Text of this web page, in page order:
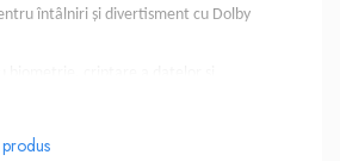
întâlniri și divertisment cu Dolby
umane